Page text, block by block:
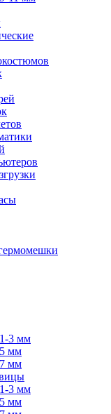
3 мм
мм
мм
3 мм
мм